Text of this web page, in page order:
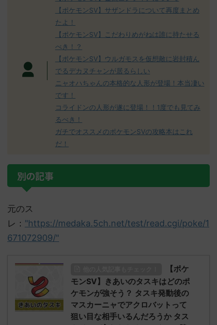
【ポケモンSV】サザンドラについて再度まとめ
たよ！
【ポケモンSV】こだわりめがねは誰に持たせる
べき！？
【ポケモンSV】ウルガモスを仮想敵に岩封積ん
でるデカヌチャンが居るらしい
ニャオハちゃんの本格的な人形が登場！本当凄い
です！
コライドンの人形が遂に登場！！1度でも見てみ
るべき！
ガチでオススメのポケモンSVの攻略本はこれ
だ！
別の記事
元のス
レ： "https://medaka.5ch.net/test/read.cgi/poke/1
671072909/"
【ポケ
モンSV】きあいのタスキはどのポ
ケモンが強そう？ タスキ発動後の
マスカーニャでアクロバットって
狙い目な相手いるんだろうか タス